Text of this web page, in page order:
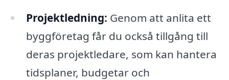
Projektledning: Genom att anlita ett
byggföretag får du också tillgång till
deras projektledare, som kan hantera
tidsplaner, budgetar och